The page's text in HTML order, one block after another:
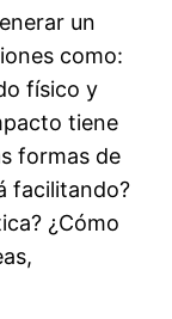
un
como:
físico y
tiene
formas de
facilitando?
¿Cómo